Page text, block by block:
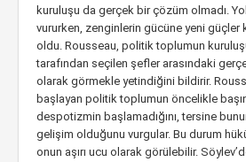
kuruluşu da gerçek bir çözüm olmadı.
vururken, zenginlerin gücüne yeni güçler
oldu. Rousseau, politik toplumun
tarafından seçilen şefler arasındaki
olarak görmekle yetindiğini bildirir.
başlayan politik toplumun öncelikle
despotizmin başlamadığını, tersine
gelişim olduğunu vurgular. Bu durum
onun aşırı ucu olarak görülebilir.